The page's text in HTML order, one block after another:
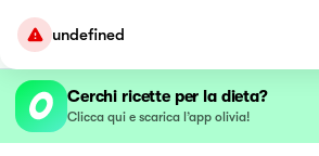
undefined
Cerchi ricette per la dieta?
Clicca qui e scarica l’app olivia!